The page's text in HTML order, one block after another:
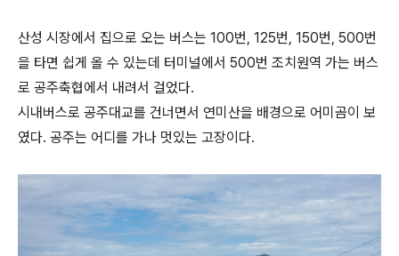
산성 시장에서 집으로 오는 버스는 100번, 125번, 150번, 500번
을 타면 쉽게 올 수 있는데 터미널에서 500번 조치원역 가는 버스
로 공주축협에서 내려서 걸었다.
시내버스로 공주대교를 건너면서 연미산을 배경으로 어미곰이 보
였다. 공주는 어디를 가나 멋있는 고장이다.